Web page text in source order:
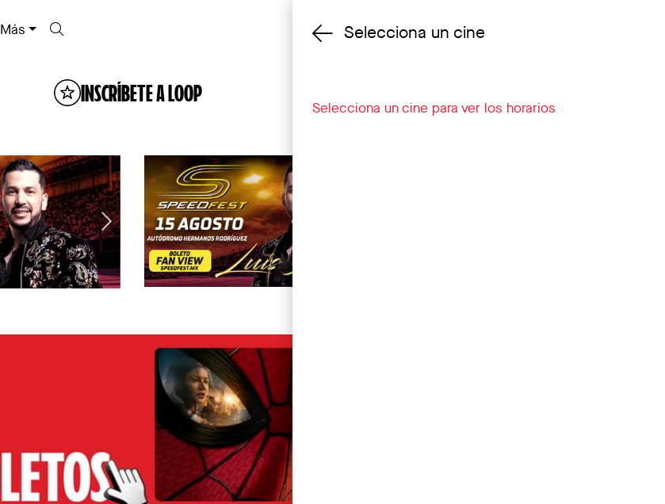
Cambiar cine
Más
INSCRÍBETE A LOOP
Selecciona un cine
Selecciona un cine para ver los horarios